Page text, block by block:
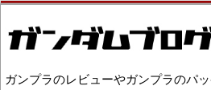
ガンプラのレビューやガンプラのパ